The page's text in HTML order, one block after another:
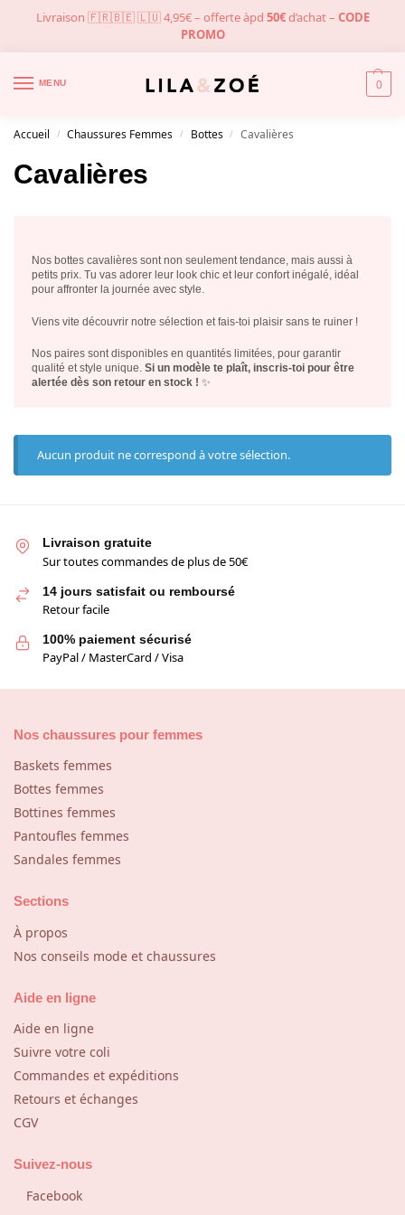
Livraison 🇫🇷🇧🇪 🇱🇺 4,95€ – offerte àpd 50€d’achat – CODE
PROMO
MENU 0
Accueil / Chaussures Femmes / Bottes / Cavalières
Cavalières
Nos bottes cavalières sont non seulement tendance, mais aussi à
petits prix. Tu vas adorer leur look chic et leur confort inégalé, idéal
pour affronter la journée avec style.
Viens vite découvrir notre sélection et fais-toi plaisir sans te ruiner !
Nos paires sont disponibles en quantités limitées, pour garantir
qualité et style unique. Si un modèle te plaît, inscris-toi pour être
alertée dès son retour en stock ! ✨
Aucun produit ne correspond à votre sélection.
Livraison gratuite
Sur toutes commandes de plus de 50€
14 jours satisfait ou remboursé
Retour facile
100% paiement sécurisé
PayPal / MasterCard / Visa
Nos chaussures pour femmes
Baskets femmes
Bottes femmes
Bottines femmes
Pantoufles femmes
Sandales femmes
Sections
À propos
Nos conseils mode et chaussures
Aide en ligne
Aide en ligne
Suivre votre coli
Commandes et expéditions
Retours et échanges
CGV
Suivez-nous
Facebook